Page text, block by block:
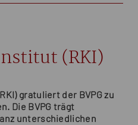
(RKI)
gratuliert der BVPG zu
Die BVPG trägt
unterschiedlichen